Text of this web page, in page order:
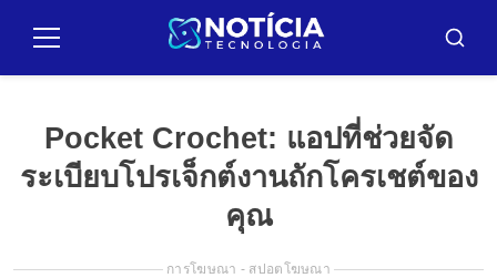
paraเมนู ค้นหา
Pocket Crochet: แอปที่ช่วยจัด
ระเบียบโปรเจ็กต์งานถักโครเชต์ของ
คุณ
การโฆษณา - สปอตโฆษณา